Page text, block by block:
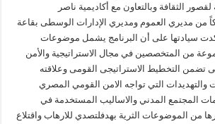
الثقافة وبالتعاون مع أكاديمية ناصر
من مديري العموم ومديري الإدارات الوسطى بقاعة
سيادتها على أن البرنامج يشمل موضوعات
من المتخصصين في مجال الاستراتيجية والأمن
تضمن التخطيط الاستراتيجى القومى وعلاقته
والتهديدات التي تواجه الامن القومي المصري
المجتمع المدني والاساليب المستخدمة في
من الموضوعات الثرية بهدفلتصدي للارهاب واقتلاع